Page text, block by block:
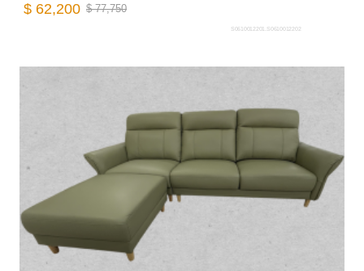
$ 62,200 $ 77,750
S0610012201.S0610012202